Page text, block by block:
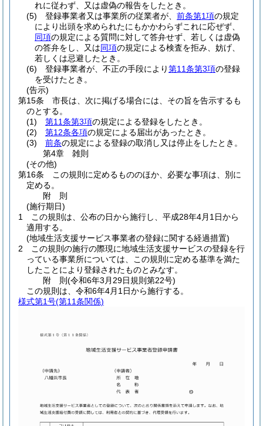
れに従わず、又は虚偽の報告をしたとき。
(5)
登録事業者又は事業所の従業者が、 前条第1項の規定
により出頭を求められたにもかかわらずこれに応ぜず、
同項の規定による質問に対して答弁せず、若しくは虚偽
の答弁をし、又は同項の規定による検査を拒み、妨げ、
若しくは忌避したとき。
(6)
登録事業者が、不正の手段により第11条第3項の登録
を受けたとき。
(告示)
第15条
市長は、次に掲げる場合には、その旨を告示するも
のとする。
(1)
第11条第3項の規定による登録をしたとき。
(2)
第12条各項の規定による届出があったとき。
(3)
前条の規定による登録の取消し又は停止をしたとき。
第4章
雑則
(その他)
第16条
この規則に定めるもののほか、必要な事項は、別に
定める。
附 則
(施行期日)
1
この規則は、公布の日から施行し、平成28年4月1日から
適用する。
(地域生活支援サービス事業者の登録に関する経過措置)
2
この規則の施行の際現に地域生活支援サービスの登録を行
っている事業所については、この規則に定める基準を満た
したことにより登録されたものとみなす。
附 則(令和6年3月29日規則第22号)
この規則は、令和6年4月1日から施行する。
様式第1号(第11条関係)